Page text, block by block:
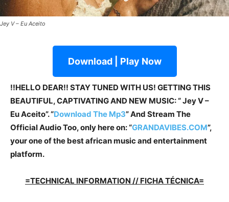
Jey V – Eu Aceito
Download | Play Now
!!HELLO DEAR!! STAY TUNED WITH US! GETTING THIS
BEAUTIFUL, CAPTIVATING AND NEW MUSIC: “ Jey V –
Eu Aceito”. “Download The Mp3”And Stream The
Official Audio Too, only here on: “GRANDAVIBES.COM”,
your one of the best african music and entertainment
platform.
=TECHNICAL INFORMATION // FICHA TÉCNICA=